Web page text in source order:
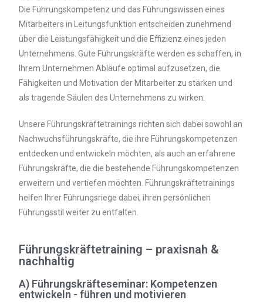
Die Führungskompetenz und das Führungswissen eines
Mitarbeiters in Leitungsfunktion entscheiden zunehmend
über die Leistungsfähigkeit und die Effizienz eines jeden
Unternehmens. Gute Führungskräfte werden es schaffen, in
Ihrem Unternehmen Abläufe optimal aufzusetzen, die
Fähigkeiten und Motivation der Mitarbeiter zu stärken und
als tragende Säulen des Unternehmens zu wirken.
Unsere Führungskräftetrainings richten sich dabei sowohl an
Nachwuchsführungskräfte, die ihre Führungskompetenzen
entdecken und entwickeln möchten, als auch an erfahrene
Führungskräfte, die die bestehende Führungskompetenzen
erweitern und vertiefen möchten. Führungskräftetrainings
helfen Ihrer Führungsriege dabei, ihren persönlichen
Führungsstil weiter zu entfalten.
Führungskräftetraining – praxisnah &
nachhaltig
A) Führungskräfteseminar: Kompetenzen
entwickeln - führen und motivieren